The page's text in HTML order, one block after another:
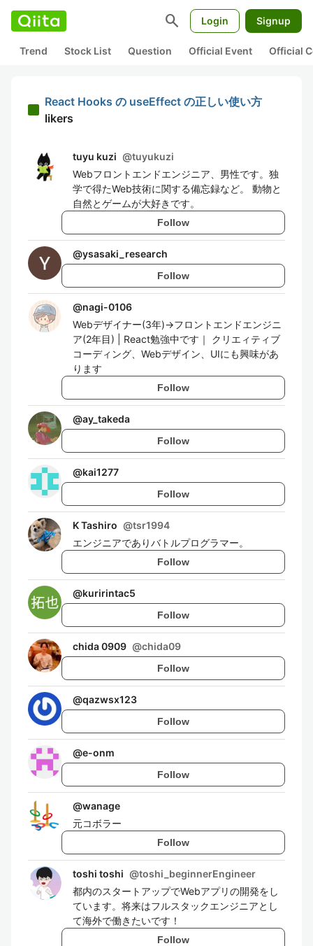
search Login Signup
Trend Stock List Question Official Event Official
React Hooks の useEffect の正しい使い方
likers
tuyu kuzi @tuyukuzi
Webフロントエンドエンジニア、男性です。独
学で得たWeb技術に関する備忘録など。 動物と
自然とゲームが大好きです。
Follow
@ysasaki_research
Follow
@nagi-0106
Webデザイナー(3年)→フロントエンドエンジニ
ア(2年目) | React勉強中です｜ クリエィティブ
コーディング、Webデザイン、UIにも興味があ
ります
Follow
@ay_takeda
Follow
@kai1277
Follow
K Tashiro @tsr1994
エンジニアでありバトルプログラマー。
Follow
@kuririntac5
Follow
chida 0909 @chida09
Follow
@qazwsx123
Follow
@e-onm
Follow
@wanage
元コボラー
Follow
toshi toshi @toshi_beginnerEngineer
都内のスタートアップでWebアプリの開発をし
ています。将来はフルスタックエンジニアとし
て海外で働きたいです！
Follow